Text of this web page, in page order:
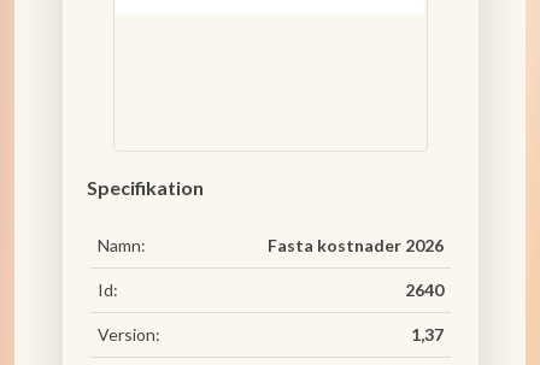
Specifikation
Namn: Fasta kostnader 2026
Id: 2640
Version: 1,37